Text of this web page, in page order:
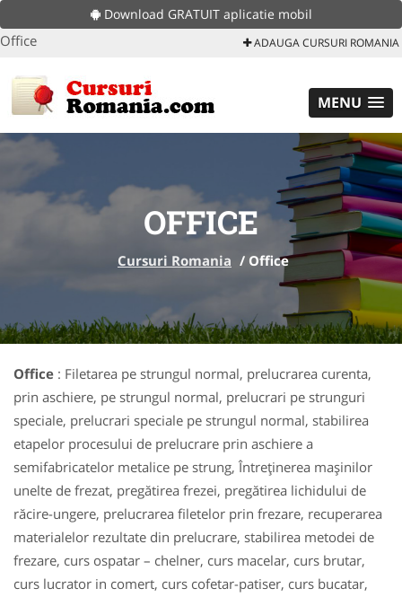
Download GRATUIT aplicatie mobil
Office ADAUGA CURSURI ROMANIA
MENU
OFFICE
Cursuri Romania / Office
Office : Filetarea pe strungul normal, prelucrarea curenta,
prin aschiere, pe strungul normal, prelucrari pe strunguri
speciale, prelucrari speciale pe strungul normal, stabilirea
etapelor procesului de prelucrare prin aschiere a
semifabricatelor metalice pe strung, Întreţinerea maşinilor
unelte de frezat, pregătirea frezei, pregătirea lichidului de
răcire-ungere, prelucrarea filetelor prin frezare, recuperarea
materialelor rezultate din prelucrare, stabilirea metodei de
frezare, curs ospatar – chelner, curs macelar, curs brutar,
curs lucrator in comert, curs cofetar-patiser, curs bucatar,